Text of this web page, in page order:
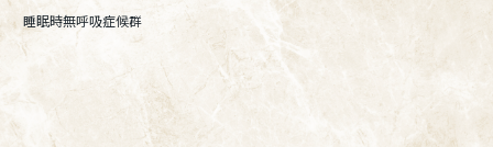
睡眠時無呼吸症候群